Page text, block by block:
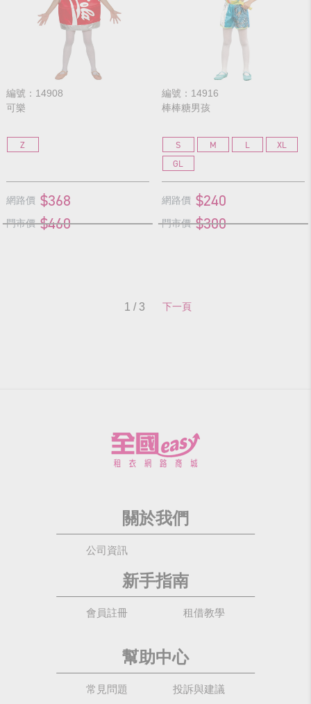
編號：14908
可樂
Z
網路價 $368
門市價 $460
編號：14916
棒棒糖男孩
S M L
XL
GL
網路價 $240
門市價 $300
1 / 3 下一頁
關於我們
公司資訊
新手指南
會員註冊 租借教學
幫助中心
常見問題 投訴與建議